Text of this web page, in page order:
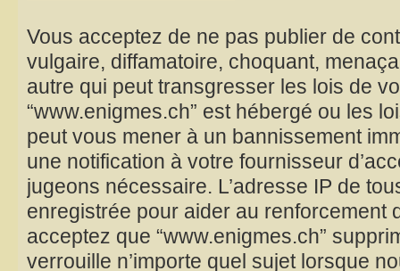
Vous acceptez de ne pas publier de
vulgaire, diffamatoire, choquant,
autre qui peut transgresser les lois de
“www.enigmes.ch” est hébergé ou les
peut vous mener à un bannissement
une notification à votre fournisseur
jugeons nécessaire. L’adresse IP de
enregistrée pour aider au renforcement
acceptez que “www.enigmes.ch”
verrouille n’importe quel sujet lorsque